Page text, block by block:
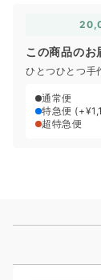
この商品のお
ひとつひとつ手
通常便
特急便
超特急便